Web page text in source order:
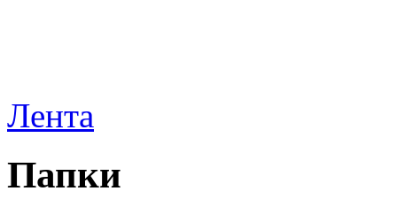
Лента
Папки